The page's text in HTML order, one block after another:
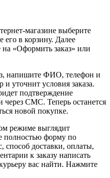
магазине выберите
его в корзину. Далее
«Оформить заказ» или
напишите ФИО, телефон и
уточнит условия заказа.
подтверждение
через СМС. Теперь останется
новой покупке.
режиме выглядит
полностью форму по
способ доставки, оплаты,
к заказу написать
вас найти. Нажмите